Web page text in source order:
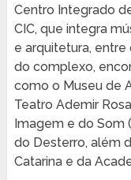
Centro Integrado
CIC, que integra
e arquitetura, entre
do complexo,
como o Museu de
Teatro Ademir
Imagem e do Som
do Desterro, além
Catarina e da